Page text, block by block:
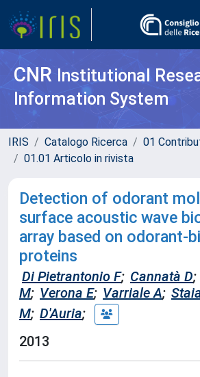
CNR Institutional
Information System
IRIS Catalogo Ricerca
01
01.01 Articolo in rivista
Detection of odorant
surface acoustic wave
array based on odorant-
proteins
Di Pietrantonio F; Cannatà D;
M; Verona E; Varriale A;
M; D'Auria;
2013